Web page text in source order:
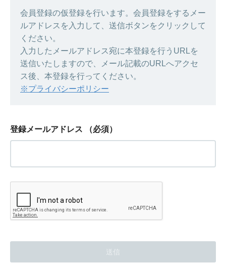
会員登録の仮登録を行います。会員登録をするメー
ルアドレスを入力して、送信ボタンをクリックして
ください。
入力したメールアドレス宛に本登録を行うURLを
送信いたしますので、メール記載のURLへアクセ
ス後、本登録を行ってください。
※プライバシーポリシー
登録メールアドレス （必須）